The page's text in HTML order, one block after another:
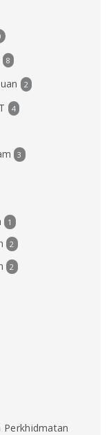
8
2
4
3
1
2
2
Perkhidmatan